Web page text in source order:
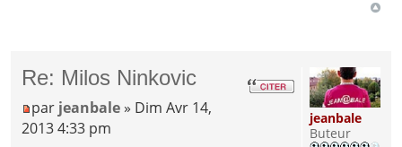
Re: Milos Ninkovic
par jeanbale » Dim Avr 14,
2013 4:33 pm
jeanbale
Buteur